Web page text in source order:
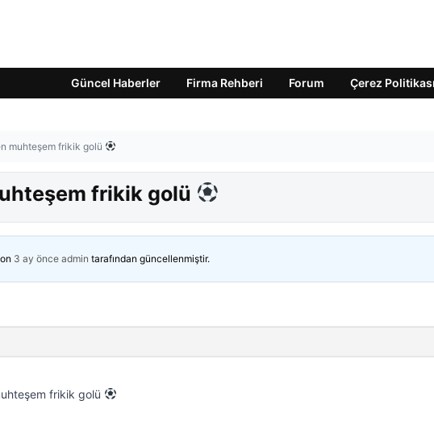
Güncel Haberler Firma Rehberi Forum Çerez Politikası
muhteşem frikik golü
frikik golü
3 ay önce admin tarafından güncellenmiştir.
frikik golü